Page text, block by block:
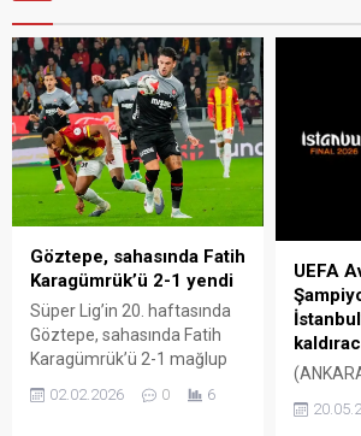
Göztepe, sahasında Fatih
Karagümrük’ü 2-1 yendi
Süper Lig’in 20. haftasında
Göztepe, sahasında Fatih
Karagümrük’ü 2-1 mağlup
20. haftasında Göztepe,
02.02.2026 0 6
UEFA
yarın